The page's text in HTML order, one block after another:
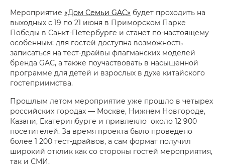
Мероприятие «Дом Семьи GAC» будет проходить на
выходных с 19 по 21 июня в Приморском Парке
Победы в Санкт-Петербурге и станет по-настоящему
особенным: для гостей доступна возможность
записаться на тест-драйвы флагманских моделей
бренда GAC, а также поучаствовать в насыщенной
программе для детей и взрослых в духе китайского
гостеприимства.
Прошлым летом мероприятие уже прошло в четырех
российских городах — Москве, Нижнем Новгороде,
Казани, Екатеринбурге и привлекло около 12 900
посетителей. За время проекта было проведено
более 1 200 тест-драйвов, а сам формат получил
широкий отклик как со стороны гостей мероприятия,
так и СМИ.